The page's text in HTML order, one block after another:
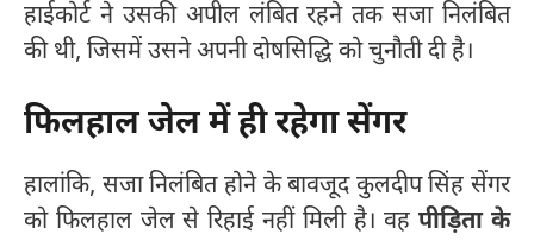
हाईकोर्ट ने उसकी अपील लंबित रहने तक सजा निलंबित
की थी, जिसमें उसने अपनी दोषसिद्धि को चुनौती दी है।
फिलहाल जेल में ही रहेगा सेंगर
हालांकि, सजा निलंबित होने के बावजूद कुलदीप सिंह सेंगर
को फिलहाल जेल से रिहाई नहीं मिली है। वहपीड़िता के